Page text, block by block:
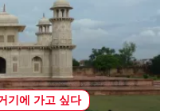
기에 가고 싶다